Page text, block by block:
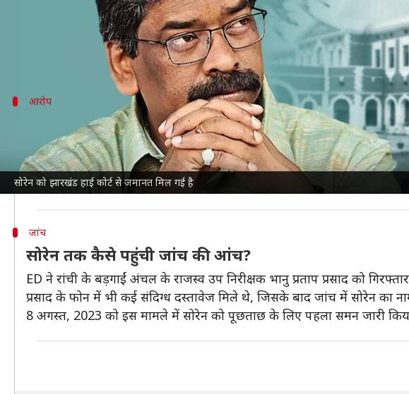
सोरेन को झारखंड हाई कोर्ट से जमानत मिल गई है
झारखंड के पूर्व मुख्यमंत्रीहेमंत सोरेनको हाई कोर्ट से जमानत मिल गई है।
हाई कोर्ट से जमानत मिलने के बाद सोरेन जेल से बाहर भी आ गए हैं। हालांकि,
आरोप
सोरेन पर क्या हैं आरोप?
ED के मुताबिक, सोरेन ने 2011 सेरांचीके बारगैन इलाके में 8.86 एकड़ जमीन पर
राजकुमार के जरिए जमीन पर कब्जा किया।
ED की चार्जशीट के मुताबिक, इस पूरे मामले में राजस्व अधिकारी भानू प्रताप
जांच
सोरेन तक कैसे पहुंची जांच की आंच?
ED ने रांची के बड़गाईं अंचल के राजस्व उप निरीक्षक भानु प्रताप प्रसाद को
प्रसाद के फोन में भी कई संदिग्ध दस्तावेज मिले थे, जिसके बाद जांच में सोरेन का
8 अगस्त, 2023 को इस मामले में सोरेन को पूछताछ के लिए पहला समन जारी